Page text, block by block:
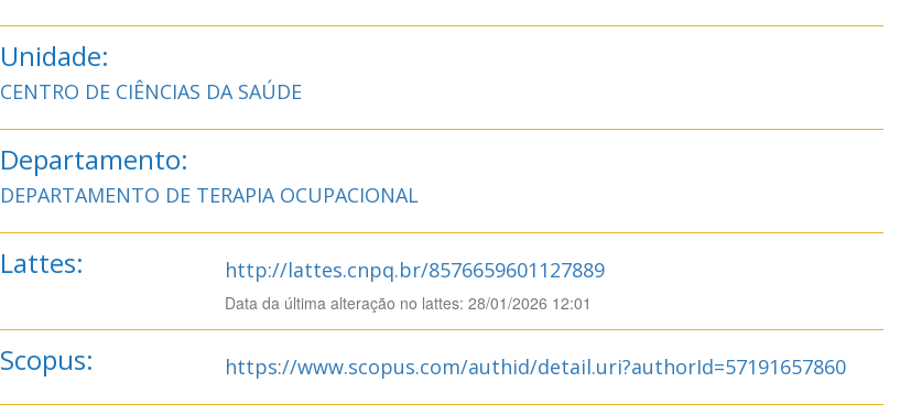
Unidade:
CENTRO DE CIÊNCIAS DA SAÚDE
Departamento:
DEPARTAMENTO DE TERAPIA OCUPACIONAL
Lattes: http://lattes.cnpq.br/8576659601127889
Data da última alteração no lattes: 28/01/2026 12:01
Scopus: https://www.scopus.com/authid/detail.uri?authorId=57191657860